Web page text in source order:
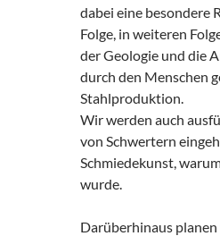
dabei eine besondere
Folge, in weiteren
der Geologie und die
durch den Menschen
Stahlproduktion.
Wir werden auch
von Schwertern
Schmiedekunst,
wurde.
Darüberhinaus